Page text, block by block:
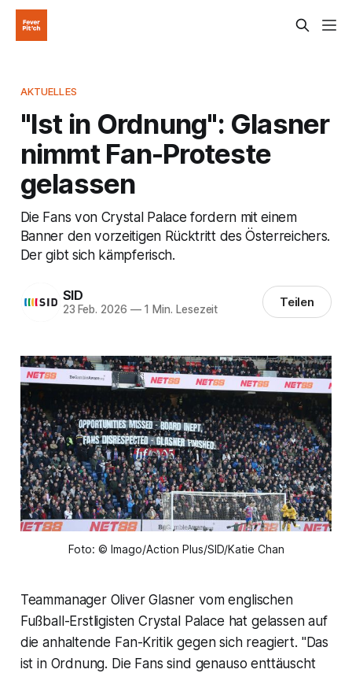
AKTUELLES
"Ist in Ordnung": Glasner
nimmt Fan-Proteste
gelassen
Die Fans von Crystal Palace fordern mit einem
Banner den vorzeitigen Rücktritt des Österreichers.
Der gibt sich kämpferisch.
SID
23 Feb. 2026 —1 Min. Lesezeit Teilen
Foto: © Imago/Action Plus/SID/Katie Chan
Teammanager Oliver Glasner vom englischen
Fußball-Erstligisten Crystal Palace hat gelassen auf
die anhaltende Fan-Kritik gegen sich reagiert. "Das
ist in Ordnung. Die Fans sind genauso enttäuscht